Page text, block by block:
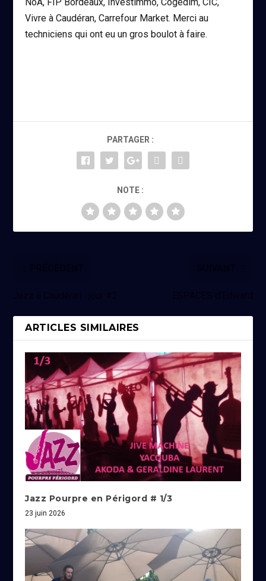
Vivre à Caudéran, Carrefour Market. Merci au
techniciens qui ont eu un gros boulot à faire.
PARTAGER :
NOTE :
Jazz à Caudéran : jour #2 ESPACES d’Edward
ARTICLES SIMILAIRES
Jazz Pourpre en Périgord # 1/3
23 juin 2026